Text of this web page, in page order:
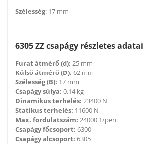
Szélesség: 17 mm
6305 ZZ csapágy részletes adatai
Furat átmérő (d): 25 mm
Külső átmérő (D): 62 mm
Szélesség (B): 17 mm
Csapágy súlya: 0.14 kg
Dinamikus terhelés: 23400 N
Statikus terhelés: 11600 N
Max. fordulatszám: 24000 1/perc
Csapágy főcsoport: 6300
Csapágy alcsoport: 6305